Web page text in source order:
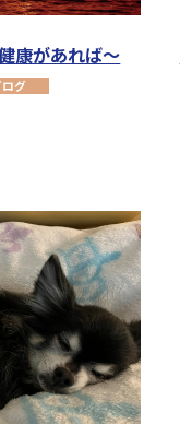
康があれば～
グ